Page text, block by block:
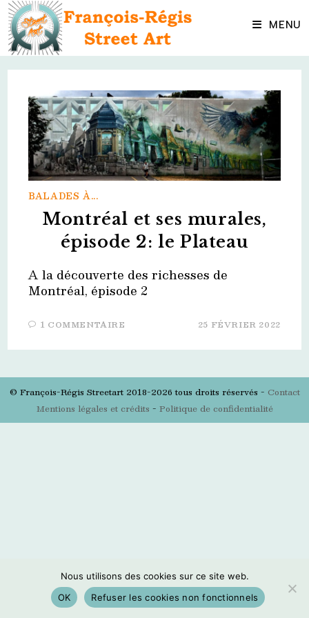
Skip
content MENU
BALADES À...
Montréal et ses murales,
épisode 2: le Plateau
A la découverte des richesses de
Montréal, épisode 2
1 COMMENTAIRE 25 FÉVRIER 2022
© François-Régis Streetart 2018-2026 tous droits réservés - Contact
Mentions légales et crédits - Politique de confidentialité
Nous utilisons des cookies sur ce site web.
OK
Refuser les cookies non fonctionnels